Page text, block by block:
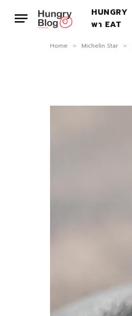
HUNGRY
พา EAT
Home » Michelin Star »